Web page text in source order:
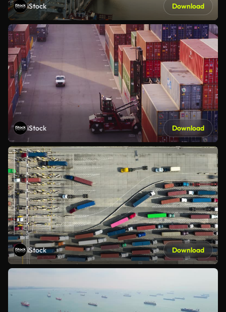
iStock Download
iStock Download
iStock Download